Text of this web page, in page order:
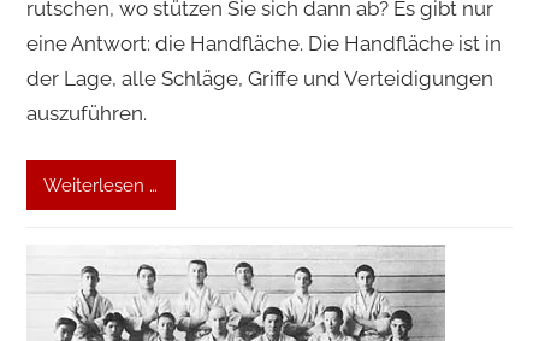
rutschen, wo stützen Sie sich dann ab? Es gibt nur
eine Antwort: die Handfläche. Die Handfläche ist in
der Lage, alle Schläge, Griffe und Verteidigungen
auszuführen.
Weiterlesen …